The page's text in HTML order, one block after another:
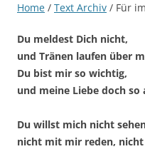
Home / Text Archiv / Für
Du meldest Dich nicht,
und Tränen laufen über
Du bist mir so wichtig,
und meine Liebe doch so
Du willst mich nicht
nicht mit mir reden, nicht